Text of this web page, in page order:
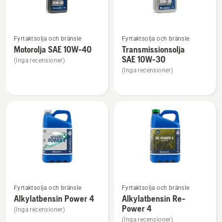
mer
information
om
Fyrtaktsolja och bränsle
Motorolja SAE 10W-40
(Inga recensioner)
mer
information
om
Transmissionsolja
Fyrtaktsolja och bränsle
Transmissionsolja
SAE 10W-30
(Inga recensioner)
mer
information
om
Fyrtaktsolja och bränsle
Alkylatbensin Power 4
(Inga recensioner)
mer
information
om
Fyrtaktsolja och bränsle
Alkylatbensin Re-
Power 4
(Inga recensioner)